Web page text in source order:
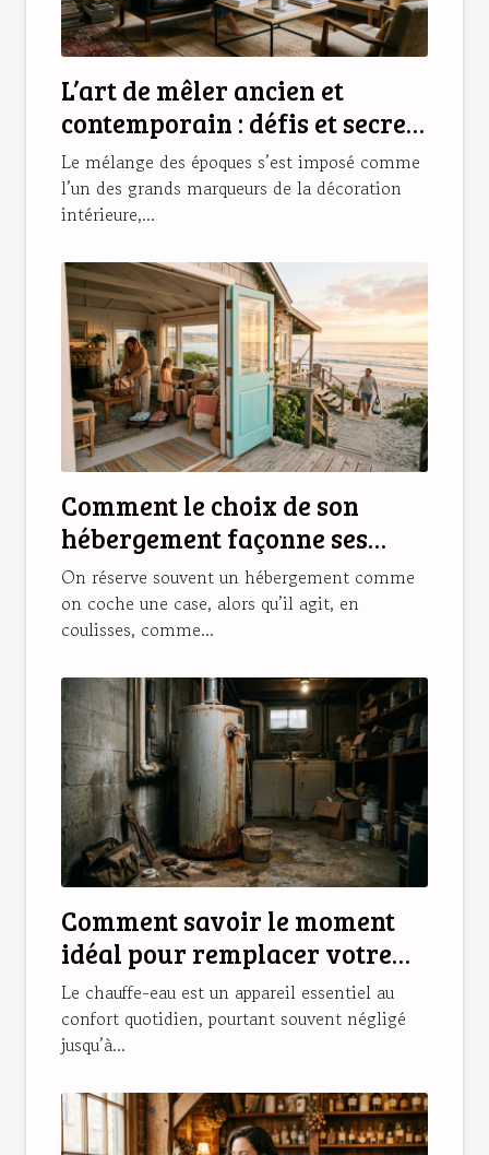
L’art de mêler ancien et
contemporain : défis et secrets
d’une déco réussie
Le mélange des époques s’est imposé comme
l’un des grands marqueurs de la décoration
intérieure,...
Comment le choix de son
hébergement façonne ses
souvenirs de vacances
On réserve souvent un hébergement comme
on coche une case, alors qu’il agit, en
coulisses, comme...
Comment savoir le moment
idéal pour remplacer votre
chauffe-eau ?
Le chauffe-eau est un appareil essentiel au
confort quotidien, pourtant souvent négligé
jusqu’à...